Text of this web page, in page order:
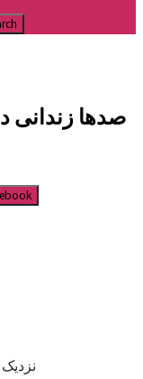
صدها زندانی